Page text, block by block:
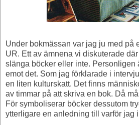
Under bokmässan var jag ju med på
UR. Ett av ämnena vi diskuterade
slänga böcker eller inte. Personligen
emot det. Som jag förklarade i
en liten kulturskatt. Det finns
av timmar på att skriva en bok. Då
För symboliserar böcker dessutom
ytterligare en anledning till varför jag